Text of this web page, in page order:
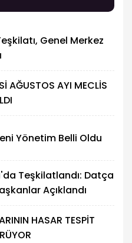
Genel Merkez
AĞUSTOS AYI MECLİS
Yönetim Belli Oldu
Teşkilatlandı: Datça
Açıklandı
HASAR TESPİT